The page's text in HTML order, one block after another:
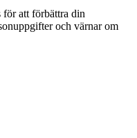
för att förbättra din
och värnar om